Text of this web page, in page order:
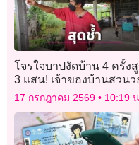
โจรใจบาปงัดบ้าน 4 ครั้ง
3 แสน! เจ้าของบ้านสวนว
“เหลือทางทำมาหากินให้
17 กรกฎาคม 2569 10:19